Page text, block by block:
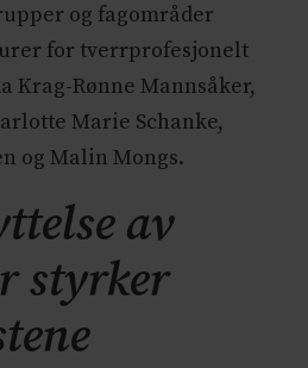
og fagområder
for tverrprofesjonelt
Krag-Rønne Mannsåker,
Marie Schanke,
og Malin Mongs.
av
styrker